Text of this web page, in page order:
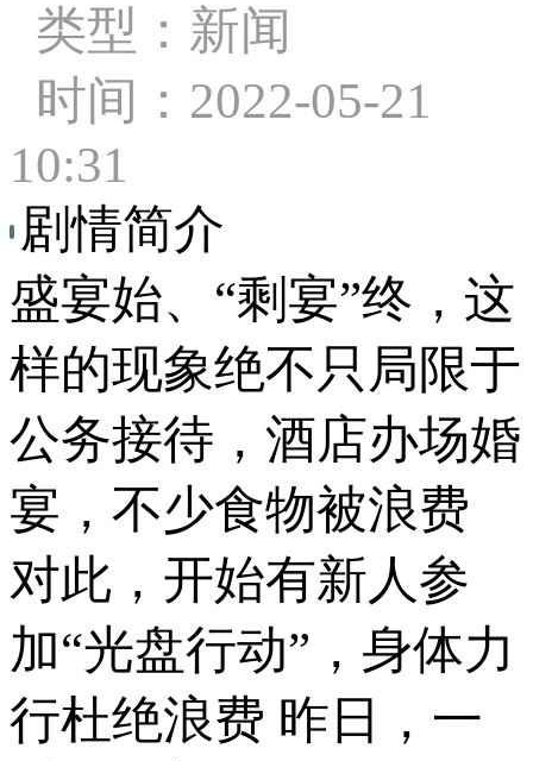
类型：新闻
时间：2022-05-21
10:31
剧情简介
盛宴始、“剩宴”终，这
样的现象绝不只局限于
公务接待，酒店办场婚
宴，不少食物被浪费
对此，开始有新人参
加“光盘行动”，身体力
行杜绝浪费 昨日，一